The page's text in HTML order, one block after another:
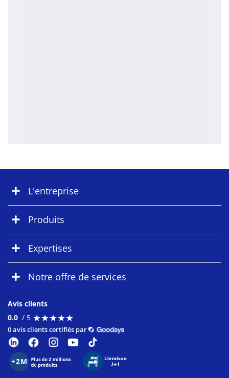
L'entreprise
Produits
Expertises
Notre offre de services
Avis clients
0.0 / 5 ★★★★★
★★★★★
0 avis clients certifiés par